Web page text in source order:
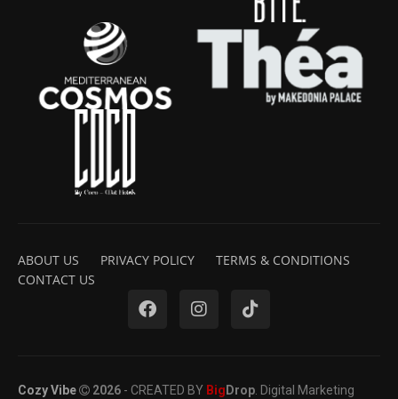
ABOUT US PRIVACY POLICY
TERMS & CONDITIONS
CONTACT US
Cozy Vibe 2026 - CREATED BY Big Drop . Digital Marketing